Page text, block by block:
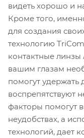
видеть хорошо и
Кроме того,
для создания
технологию
контактные
вашим глазам
помогут удержать
воспрепятствуют
факторы помогут
неудобствах, а
технологий, дает